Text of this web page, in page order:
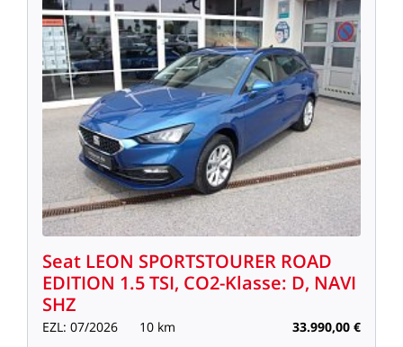
Seat LEON SPORTSTOURER ROAD
EDITION 1.5TSI, CO2-Klasse: D, NAVI
SHZ
EZL: 07/2026 10 km 33.990,00 €